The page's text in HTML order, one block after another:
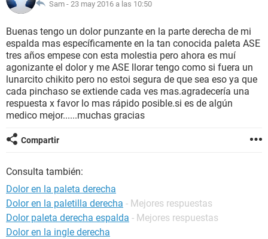
SEXUALIDAD
GLOSARIO
Sam - 23 may 2016 a las 10:50
Buenas tengo un dolor punzante en la parte derecha de mi
espalda mas específicamente en la tan conocida paleta ASE
tres años empese con esta molestia pero ahora es muí
agonizante el dolor y me ASE llorar tengo como si fuera un
lunarcito chikito pero no estoi segura de que sea eso ya que
cada pinchaso se extiende cada ves mas.agradecería una
respuesta x favor lo mas rápido posible.si es de algún
medico mejor......muchas gracias
Compartir
Consulta también:
Dolor en la paleta derecha
Dolor en la paletilla derecha - Mejores respuestas
Dolor paleta derecha espalda - Mejores respuestas
Dolor en la ingle derecha